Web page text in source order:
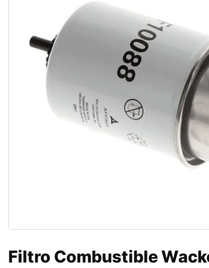
Filtro Combustible